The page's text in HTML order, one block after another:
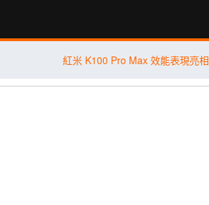
紅米 K100 Pro Max 效能表現亮相